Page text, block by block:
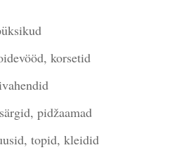
korsetid
pidžaamad
topid, kleidid